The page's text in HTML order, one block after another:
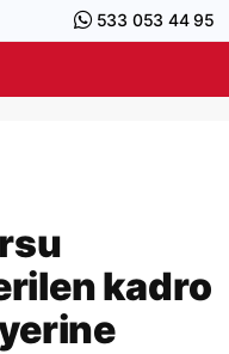
533 053 44 95
kadro